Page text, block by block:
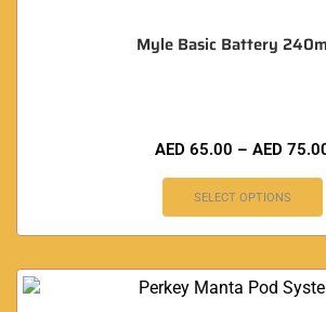
Myle Basic Battery
AED 65.00 – AED
SELECT OPTIONS